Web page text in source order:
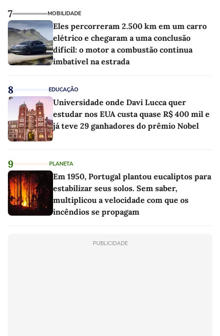
7 MOBILIDADE
Eles percorreram 2.500 km em um carro
elétrico e chegaram a uma conclusão
difícil: o motor a combustão continua
imbatível na estrada
8 EDUCAÇÃO
Universidade onde Davi Lucca quer
estudar nos EUA custa quase R$ 400 mil e
já teve 29 ganhadores do prêmio Nobel
9 PLANETA
Em 1950, Portugal plantou eucaliptos para
estabilizar seus solos. Sem saber,
multiplicou a velocidade com que os
incêndios se propagam
PUBLICIDADE